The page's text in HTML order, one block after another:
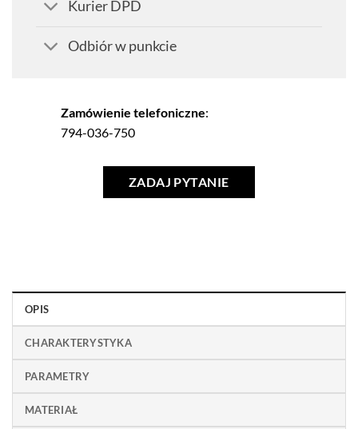
Kurier DPD
Odbiór w punkcie
Zamówienie telefoniczne:
794-036-750
ZADAJ PYTANIE
OPIS
CHARAKTERYSTYKA
PARAMETRY
MATERIAŁ